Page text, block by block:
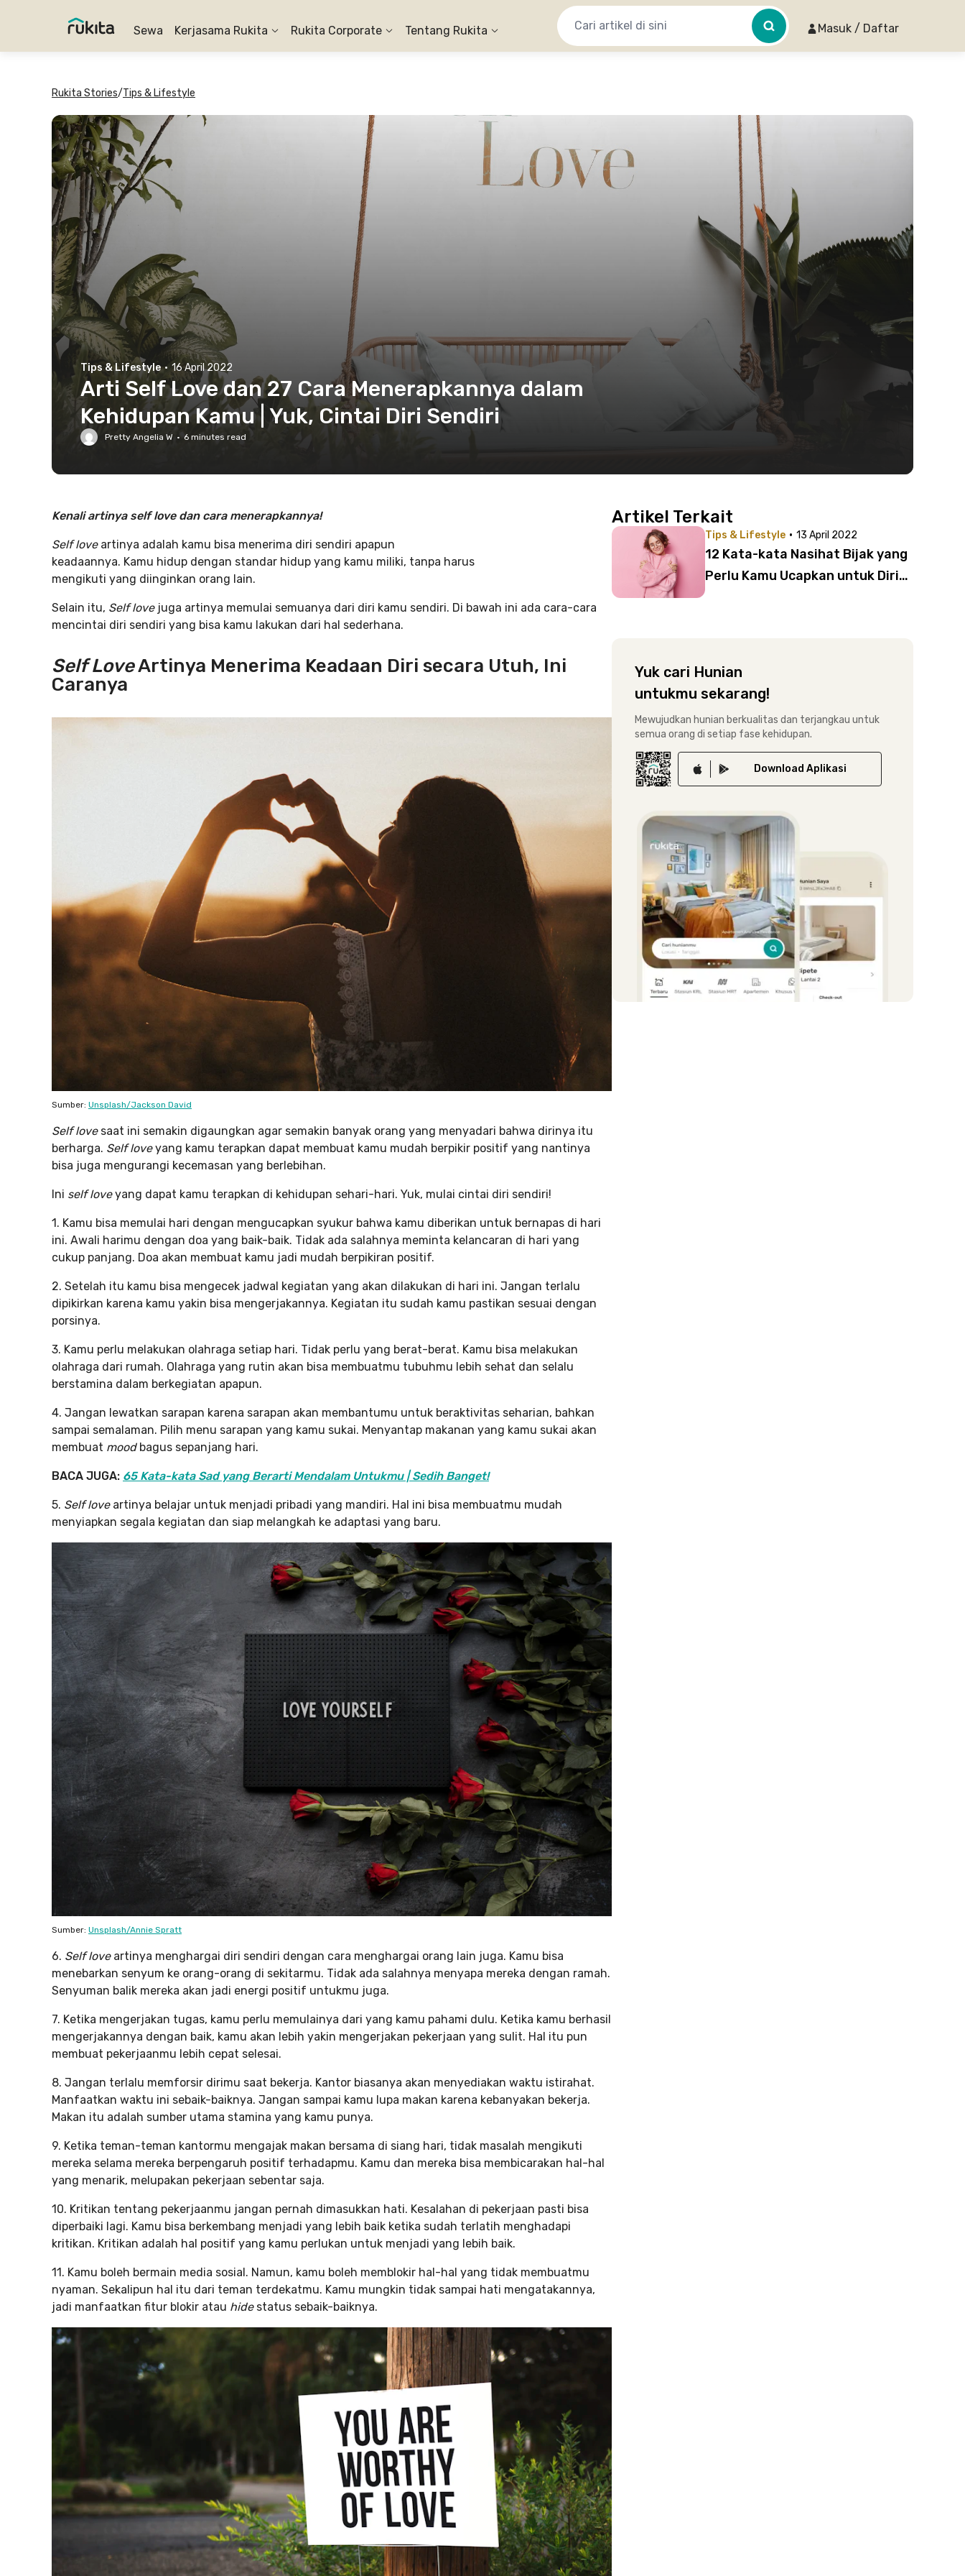
Sewa Kerjasama Rukita Rukita Corporate Tentang Rukita Masuk / Daftar
Rukita Stories/Tips & Lifestyle
Tips & Lifestyle · 16 April 2022
Arti Self Love dan 27 Cara Menerapkannya dalam
Kehidupan Kamu | Yuk, Cintai Diri Sendiri
Pretty Angelia W · 6 minutes read
Kenali artinya self love dan cara menerapkannya!
Self loveartinya adalah kamu bisa menerima diri sendiri apapun
keadaannya. Kamu hidup dengan standar hidup yang kamu miliki, tanpa harus
mengikuti yang diinginkan orang lain.
Selain itu, Self lovejuga artinya memulai semuanya dari diri kamu sendiri. Di bawah ini ada cara-cara
mencintai diri sendiri yang bisa kamu lakukan dari hal sederhana.
Self LoveArtinya Menerima Keadaan Diri secara Utuh, Ini
Caranya
Sumber: Unsplash/Jackson David
Self lovesaat ini semakin digaungkan agar semakin banyak orang yang menyadari bahwa dirinya itu
berharga. Self loveyang kamu terapkan dapat membuat kamu mudah berpikir positif yang nantinya
bisa juga mengurangi kecemasan yang berlebihan.
Ini self loveyang dapat kamu terapkan di kehidupan sehari-hari. Yuk, mulai cintai diri sendiri!
1. Kamu bisa memulai hari dengan mengucapkan syukur bahwa kamu diberikan untuk bernapas di hari
ini. Awali harimu dengan doa yang baik-baik. Tidak ada salahnya meminta kelancaran di hari yang
cukup panjang. Doa akan membuat kamu jadi mudah berpikiran positif.
2. Setelah itu kamu bisa mengecek jadwal kegiatan yang akan dilakukan di hari ini. Jangan terlalu
dipikirkan karena kamu yakin bisa mengerjakannya. Kegiatan itu sudah kamu pastikan sesuai dengan
porsinya.
3. Kamu perlu melakukan olahraga setiap hari. Tidak perlu yang berat-berat. Kamu bisa melakukan
olahraga dari rumah. Olahraga yang rutin akan bisa membuatmu tubuhmu lebih sehat dan selalu
berstamina dalam berkegiatan apapun.
4. Jangan lewatkan sarapan karena sarapan akan membantumu untuk beraktivitas seharian, bahkan
sampai semalaman. Pilih menu sarapan yang kamu sukai. Menyantap makanan yang kamu sukai akan
membuat mood bagus sepanjang hari.
BACA JUGA: 65 Kata-kata Sad yang Berarti Mendalam Untukmu | Sedih Banget!
5. Self loveartinya belajar untuk menjadi pribadi yang mandiri. Hal ini bisa membuatmu mudah
menyiapkan segala kegiatan dan siap melangkah ke adaptasi yang baru.
Sumber: Unsplash/Annie Spratt
6. Self loveartinya menghargai diri sendiri dengan cara menghargai orang lain juga. Kamu bisa
menebarkan senyum ke orang-orang di sekitarmu. Tidak ada salahnya menyapa mereka dengan ramah.
Senyuman balik mereka akan jadi energi positif untukmu juga.
7. Ketika mengerjakan tugas, kamu perlu memulainya dari yang kamu pahami dulu. Ketika kamu berhasil
mengerjakannya dengan baik, kamu akan lebih yakin mengerjakan pekerjaan yang sulit. Hal itu pun
membuat pekerjaanmu lebih cepat selesai.
8. Jangan terlalu memforsir dirimu saat bekerja. Kantor biasanya akan menyediakan waktu istirahat.
Manfaatkan waktu ini sebaik-baiknya. Jangan sampai kamu lupa makan karena kebanyakan bekerja.
Makan itu adalah sumber utama stamina yang kamu punya.
9. Ketika teman-teman kantormu mengajak makan bersama di siang hari, tidak masalah mengikuti
mereka selama mereka berpengaruh positif terhadapmu. Kamu dan mereka bisa membicarakan hal-hal
yang menarik, melupakan pekerjaan sebentar saja.
10. Kritikan tentang pekerjaanmu jangan pernah dimasukkan hati. Kesalahan di pekerjaan pasti bisa
diperbaiki lagi. Kamu bisa berkembang menjadi yang lebih baik ketika sudah terlatih menghadapi
kritikan. Kritikan adalah hal positif yang kamu perlukan untuk menjadi yang lebih baik.
11. Kamu boleh bermain media sosial. Namun, kamu boleh memblokir hal-hal yang tidak membuatmu
nyaman. Sekalipun hal itu dari teman terdekatmu. Kamu mungkin tidak sampai hati mengatakannya,
jadi manfaatkan fitur blokir atau hide status sebaik-baiknya.
Artikel Terkait
Tips & Lifestyle · 13 April 2022
12 Kata-kata Nasihat Bijak yang
Perlu Kamu Ucapkan untuk Diri
Yuk cari Hunian
untukmu sekarang!
Mewujudkan hunian berkualitas dan terjangkau untuk
semua orang di setiap fase kehidupan.
Download Aplikasi